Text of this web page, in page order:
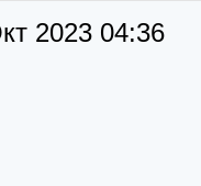
2023 04:36